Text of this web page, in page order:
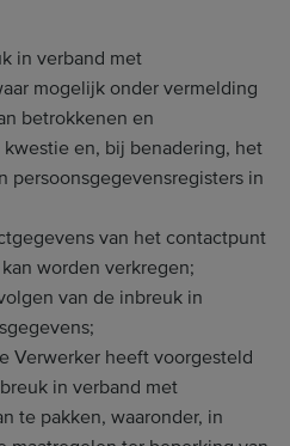
in verband met
mogelijk onder vermelding
betrokkenen en
en, bij benadering, het
persoonsgegevensregisters in
van het contactpunt
worden verkregen;
van de inbreuk in
Verwerker heeft voorgesteld
in verband met
te pakken, waaronder, in